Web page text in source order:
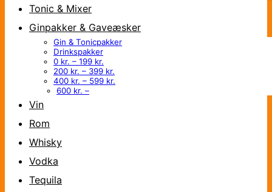
Tonic & Mixer
Ginpakker & Gaveæsker
Gin & Tonicpakker
Drinkspakker
0 kr. – 199 kr.
200 kr. – 399 kr.
400 kr. – 599 kr.
600 kr. –
Vin
Rom
Whisky
Vodka
Tequila